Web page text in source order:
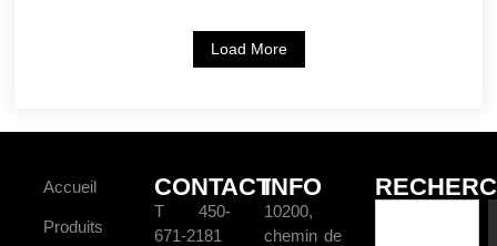
Load More
Accueil
Produits
CONTACT
T 450-
671-2181
INFO
10200,
chemin de